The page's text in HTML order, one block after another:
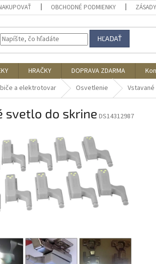
OBCHODNÉ PODMIENKY
HĽADAŤ
HRAČKY DOPRAVA ZDARMA
a elektrotovar Osvetlenie
svetlo do skrine DS14312987